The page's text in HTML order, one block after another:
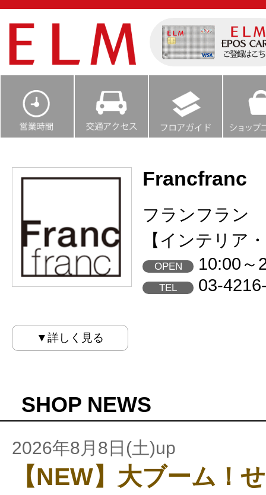
Francfranc
フランフラン
【インテリア
OPEN 10:00～
TEL 03-
▼詳しく見る
SHOP NEWS
2026年8月8日(土)up
【NEW】大ブーム！